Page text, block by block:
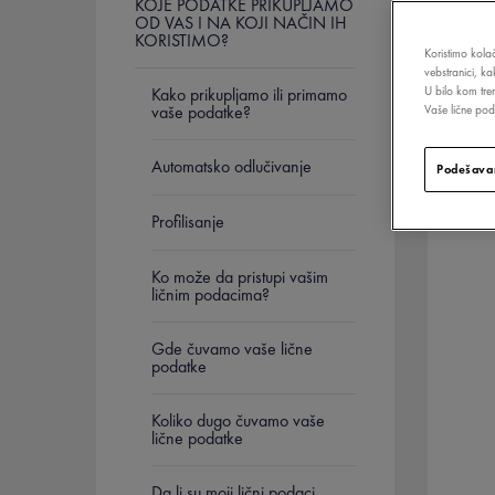
KOJE PODATKE PRIKUPLJAMO
OD VAS I NA KOJI NAČIN IH
KORISTIMO?
Kako prikupljamo ili primamo
vaše podatke?
Automatsko odlučivanje
Profilisanje
Ko može da pristupi vašim
ličnim podacima?
Gde čuvamo vaše lične
podatke
Koliko dugo čuvamo vaše
lične podatke
Koristimo
vebstranici,
U bilo kom
Vaše lične